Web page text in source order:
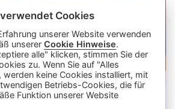
Cookies
unserer Website verwenden
unsererCookie Hinweise.
alle" klicken, stimmen Sie der
zu. Wenn Sie auf "Alles
werden keine Cookies installiert, mit
Betriebs-Cookies, die für
Funktion unserer Website